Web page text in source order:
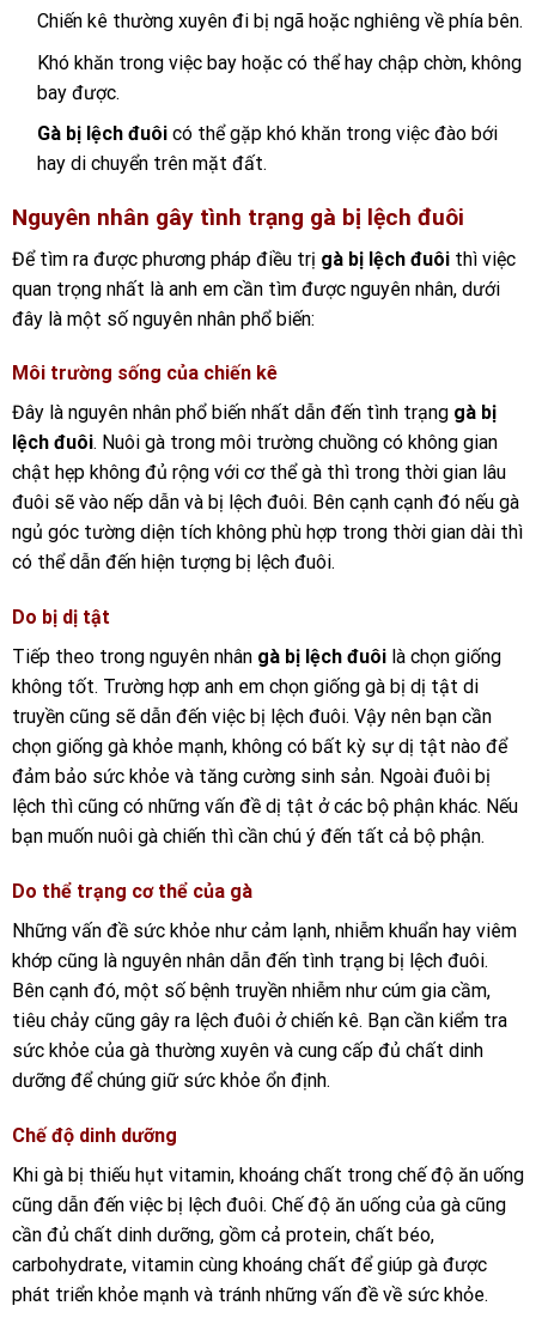
Chiến kê thường xuyên đi bị ngã hoặc nghiêng về phía bên.
Khó khăn trong việc bay hoặc có thể hay chập chờn, không
bay được.
Gà bị lệch đuôicó thể gặp khó khăn trong việc đào bới
hay di chuyển trên mặt đất.
Nguyên nhân gây tình trạng gà bị lệch đuôi
Để tìm ra được phương pháp điều trị gà bị lệch đuôi thì việc
quan trọng nhất là anh em cần tìm được nguyên nhân, dưới
đây là một số nguyên nhân phổ biến:
Môi trường sống của chiến kê
Đây là nguyên nhân phổ biến nhất dẫn đến tình trạng gà bị
lệch đuôi. Nuôi gà trong môi trường chuồng có không gian
chật hẹp không đủ rộng với cơ thể gà thì trong thời gian lâu
đuôi sẽ vào nếp dẫn và bị lệch đuôi. Bên cạnh cạnh đó nếu gà
ngủ góc tường diện tích không phù hợp trong thời gian dài thì
có thể dẫn đến hiện tượng bị lệch đuôi.
Do bị dị tật
Tiếp theo trong nguyên nhân gà bị lệch đuôi là chọn giống
không tốt. Trường hợp anh em chọn giống gà bị dị tật di
truyền cũng sẽ dẫn đến việc bị lệch đuôi. Vậy nên bạn cần
chọn giống gà khỏe mạnh, không có bất kỳ sự dị tật nào để
đảm bảo sức khỏe và tăng cường sinh sản. Ngoài đuôi bị
lệch thì cũng có những vấn đề dị tật ở các bộ phận khác. Nếu
bạn muốn nuôi gà chiến thì cần chú ý đến tất cả bộ phận.
Do thể trạng cơ thể của gà
Những vấn đề sức khỏe như cảm lạnh, nhiễm khuẩn hay viêm
khớp cũng là nguyên nhân dẫn đến tình trạng bị lệch đuôi.
Bên cạnh đó, một số bệnh truyền nhiễm như cúm gia cầm,
tiêu chảy cũng gây ra lệch đuôi ở chiến kê. Bạn cần kiểm tra
sức khỏe của gà thường xuyên và cung cấp đủ chất dinh
dưỡng để chúng giữ sức khỏe ổn định.
Chế độ dinh dưỡng
Khi gà bị thiếu hụt vitamin, khoáng chất trong chế độ ăn uống
cũng dẫn đến việc bị lệch đuôi. Chế độ ăn uống của gà cũng
cần đủ chất dinh dưỡng, gồm cả protein, chất béo,
carbohydrate, vitamin cùng khoáng chất để giúp gà được
phát triển khỏe mạnh và tránh những vấn đề về sức khỏe.